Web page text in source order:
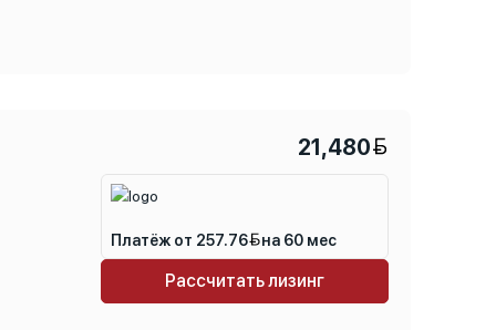
21,480
Платёж от 257.76 на 60 мес
Рассчитать лизинг